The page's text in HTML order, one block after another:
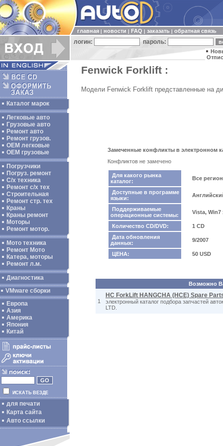
главная новости FAQ заказать обратная связь
логин: пароль:
Каталог марок
Легковые авто
Грузовые авто
Ремонт авто
Ремонт грузов.
ОЕМ легковые
OEM грузовые
Погрузчики
Погруз. ремонт
С/х техника
Ремонт с/х тех
Строительная
Ремонт стр. тех
Краны
Краны ремонт
Моторы
Ремонт мотор.
Мото техника
Ремонт Мото
Катера, моторы
Ремонт л.м.
Диагностика
VMware сборки
Европа
Азия
Америка
Япония
Китай
ИСКАТЬ ВЕЗДЕ
для печати
Карта сайта
Авто ссылки
Fenwick Forklift :
Модели Fenwick Forklift представленные на
Замеченные конфликты в электронном
Конфликтов не замечено
Для какого рынка
каталог:
Все
Доступные в программе
языки:
Поддерживаемые
операционные системы:
Vista, Win7
Количество CD/DVD:
1 CD
Дата обновления
данных:
9/2007
ЦЕНА: 50 USD
Возможно
1
HC ForkLift HANGCHA (HCE) Spare
электронный каталог подбора запчастей
LTD.